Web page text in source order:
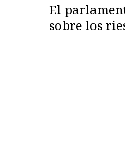
El
sobre los